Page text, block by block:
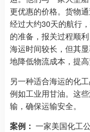
更优惠的价格。货物
经过大约30天的航行
的准备，报关过程顺
海运时间较长，但其
地降低物流成本，提高
另一种适合海运的化
例如工业用甘油。这
输，确保运输安全。
案例： 一家美国化工